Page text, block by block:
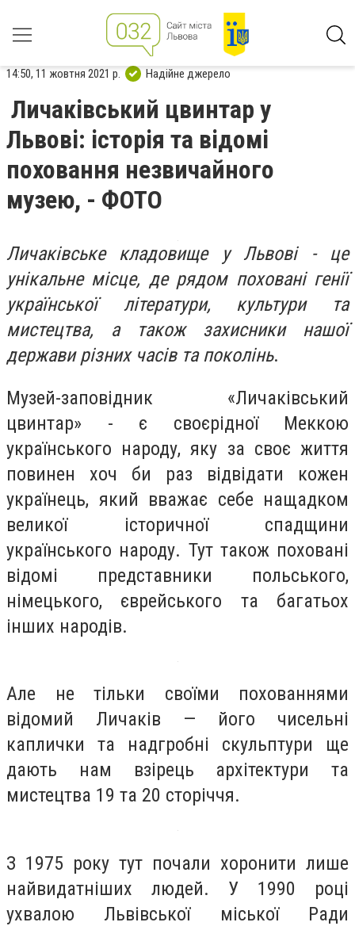
14:50, 11 жовтня 2021 р. Надійне джерело
Личаківський цвинтар у
Львові: історія та відомі
поховання незвичайного
музею, - ФОТО
Личаківське кладовище у Львові - це
унікальне місце, де рядом поховані генії
української літератури, культури та
мистецтва, а також захисники нашої
держави різних часів та поколінь.
Музей-заповідник «Личаківський
цвинтар» - є своєрідної Меккою
українського народу, яку за своє життя
повинен хоч би раз відвідати кожен
українець, який вважає себе нащадком
великої історичної спадщини
українського народу. Тут також поховані
відомі представники польського,
німецького, єврейського та багатьох
інших народів.
Але не тільки своїми похованнями
відомий Личаків — його чисельні
каплички та надгробні скульптури ще
дають нам взірець архітектури та
мистецтва 19 та 20 сторіччя.
З 1975 року тут почали хоронити лише
найвидатніших людей. У 1990 році
ухвалою Львівської міської Ради